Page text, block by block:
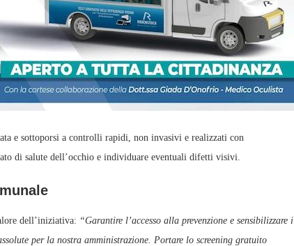
e sottoporsi a controlli rapidi, non invasivi e realizzati con
di salute dell’occhio e individuare eventuali difetti visivi.
dell’iniziativa: “Garantire l’accesso alla prevenzione e sensibilizzare i
per la nostra amministrazione. Portare lo screening gratuito